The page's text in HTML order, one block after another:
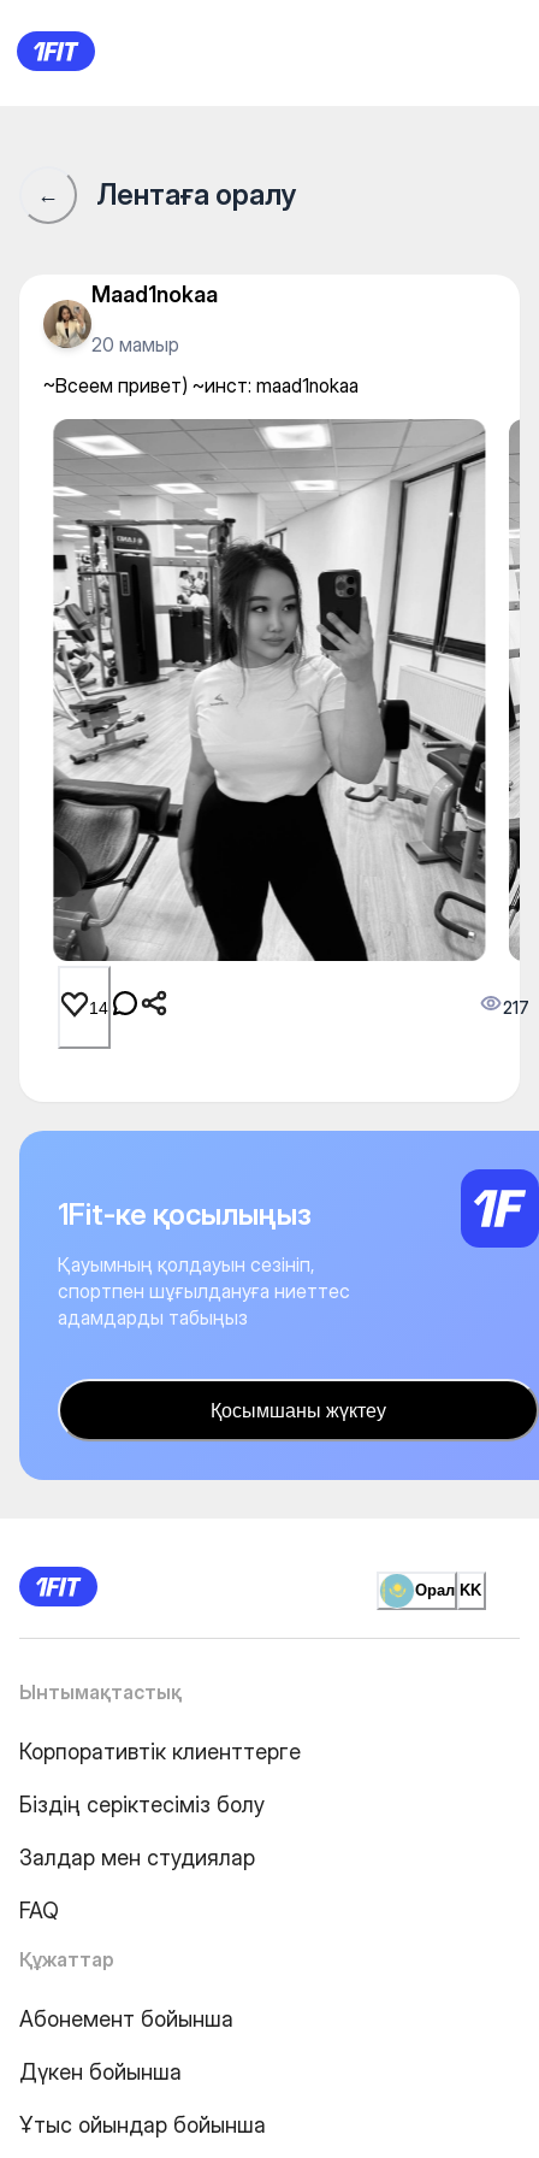
~Всеем привет) ~инст:
← Лентаға оралу
Maad1nokaa
20 мамыр
~Всеем привет) ~инст: maad1nokaa
14 217
1Fit-ке қосылыңыз
Қауымның қолдауын сезініп,
спортпен шұғылдануға ниеттес
адамдарды табыңыз
Қосымшаны жүктеу
Орал KK
Ынтымақтастық
Корпоративтік клиенттерге
Біздің серіктесіміз болу
Залдар мен студиялар
FAQ
Құжаттар
Абонемент бойынша
Дүкен бойынша
Ұтыс ойындар бойынша